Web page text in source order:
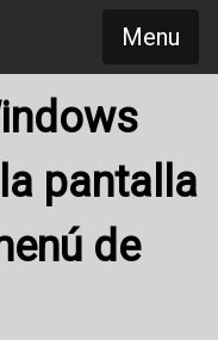
Menu
pantalla
de